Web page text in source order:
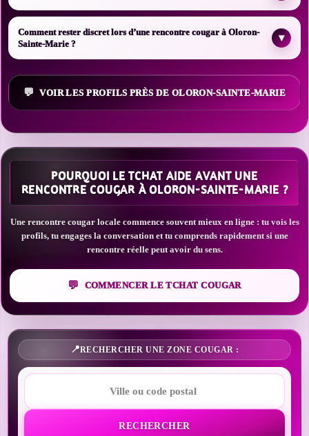
Comment rester discret lors d’une rencontre cougar à Oloron-
Sainte-Marie ?
▾
VOIR LES PROFILS PRÈS DE OLORON-SAINTE-MARIE
POURQUOI LE TCHAT AIDE AVANT UNE
RENCONTRE COUGAR À OLORON-SAINTE-MARIE ?
Une rencontre cougar locale commence souvent mieux en ligne : tu vois les
profils, tu engages la conversation et tu comprends rapidement si une
rencontre réelle peut avoir du sens.
COMMENCER LE TCHAT COUGAR
RECHERCHER UNE ZONE COUGAR :
RECHERCHER